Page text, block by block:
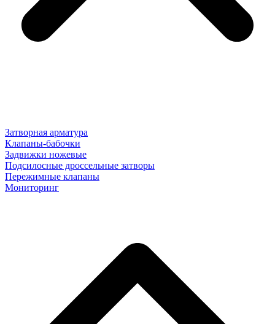
Затворная арматура
Клапаны-бабочки
Задвижки ножевые
Подсилосные дроссельные затворы
Пережимные клапаны
Мониторинг